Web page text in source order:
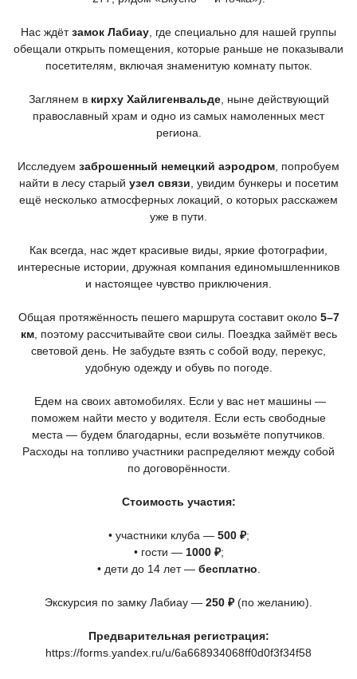
Нас ждётзамок Лабиау , где специально для нашей группы
обещали открыть помещения, которые раньше не показывали
посетителям, включая знаменитую комнату пыток.
Заглянем в кирху Хайлигенвальде, ныне действующий
православный храм и одно из самых намоленных мест
региона.
Исследуем заброшенный немецкий аэродром , попробуем
найти в лесу старый узел связи , увидим бункеры и посетим
ещё несколько атмосферных локаций, о которых расскажем
уже в пути.
Как всегда, нас ждет красивые виды, яркие фотографии,
интересные истории, дружная компания единомышленников
и настоящее чувство приключения.
Общая протяжённость пешего маршрута составит около 5–7
км, поэтому рассчитывайте свои силы. Поездка займёт весь
световой день. Не забудьте взять с собой воду, перекус,
удобную одежду и обувь по погоде.
Едем на своих автомобилях. Если у вас нет машины —
поможем найти место у водителя. Если есть свободные
места — будем благодарны, если возьмёте попутчиков.
Расходы на топливо участники распределяют между собой
по договорённости.
Стоимость участия:
• участники клуба — 500 ₽;
• гости — 1000 ₽;
• дети до 14 лет — бесплатно
Экскурсия по замку Лабиау — 250 ₽ (по желанию).
Предварительная регистрация:
https://forms.yandex.ru/u/6a668934068ff0d0f3f34f58